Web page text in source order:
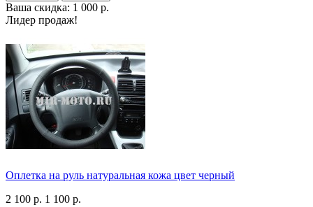
Ваша скидка: 1 000 р.
Лидер продаж!
Оплетка на руль натуральная кожа цвет черный
2 100 р. 1 100 р.